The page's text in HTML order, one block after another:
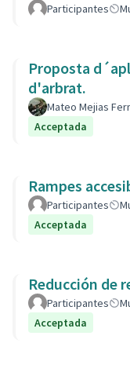
Participantes
Proposta
d'arbrat.
Mateo Mejias
Acceptada
Rampes
Participantes
Acceptada
Reducción de
Participantes
Acceptada